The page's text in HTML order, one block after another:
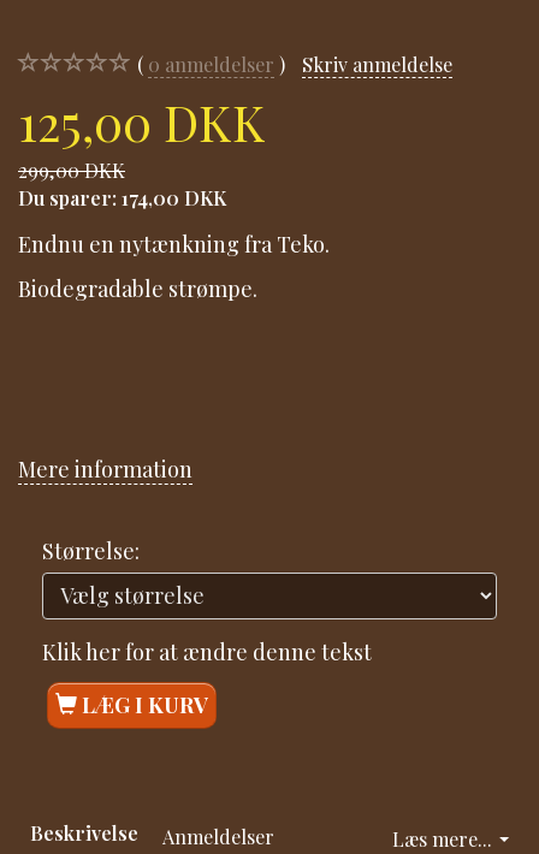
0 anmeldelser Skriv anmeldelse
125,00 DKK
299,00 DKK
Du sparer: 174,00 DKK
Endnu en nytænkning fra Teko.
Biodegradable strømpe.
Mere information
Størrelse:
Klik her for at ændre denne tekst
LÆG I KURV
Læs mere...
Beskrivelse Anmeldelser